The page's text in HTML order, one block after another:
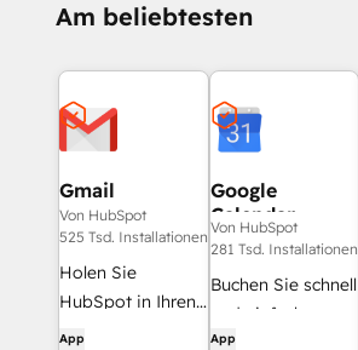
Am beliebtesten
Gmail
Von HubSpot
525 Tsd. Installationen
Holen Sie
HubSpot in Ihren
Posteingang – mit
App
Google
Calendar
Von HubSpot
281 Tsd. Installationen
Buchen Sie schnell
und einfach
Meetings mit
App